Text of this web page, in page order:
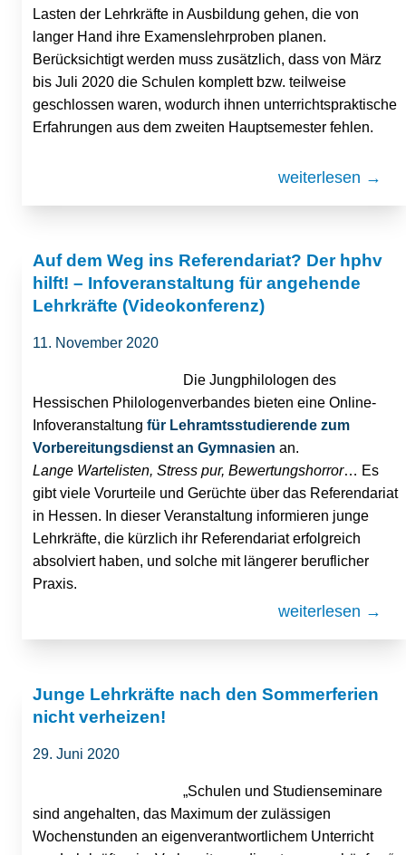
Lasten der Lehrkräfte in Ausbildung gehen, die von
langer Hand ihre Examenslehrproben planen.
Berücksichtigt werden muss zusätzlich, dass von März
bis Juli 2020 die Schulen komplett bzw. teilweise
geschlossen waren, wodurch ihnen unterrichtspraktische
Erfahrungen aus dem zweiten Hauptsemester fehlen.
weiterlesen →
Auf dem Weg ins Referendariat? Der hphv
hilft! – Infoveranstaltung für angehende
Lehrkräfte (Videokonferenz)
11. November 2020
Die Jungphilologen des
Hessischen Philologenverbandes bieten eine Online-
Infoveranstaltung für Lehramtsstudierende zum
Vorbereitungsdienst an Gymnasien an.
Lange Wartelisten, Stress pur, Bewertungshorror… Es
gibt viele Vorurteile und Gerüchte über das Referendariat
in Hessen. In dieser Veranstaltung informieren junge
Lehrkräfte, die kürzlich ihr Referendariat erfolgreich
absolviert haben, und solche mit längerer beruflicher
Praxis.
weiterlesen →
Junge Lehrkräfte nach den Sommerferien
nicht verheizen!
29. Juni 2020
„Schulen und Studienseminare
sind angehalten, das Maximum der zulässigen
Wochenstunden an eigenverantwortlichem Unterricht